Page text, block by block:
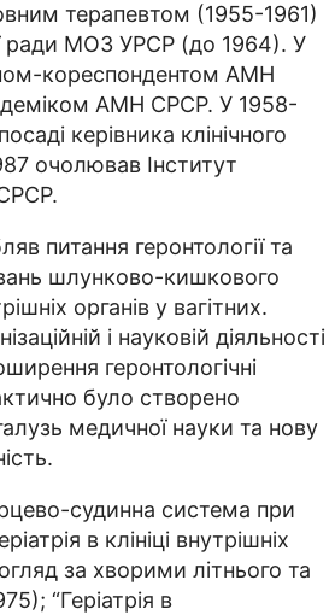
терапевтом (1955-1961)
ради МОЗ УРСР (до 1964). У
кореспондентом АМН
АМН СРСР. У 1958-
керiвника клiнiчного
очолював Iнститут
питання геронтології та
шлунково-кишкового
органів у вагітних.
і науковiй дiяльностi
геронтологiчнi
було створено
медичної науки та нову
судинна система при
в клiнiцi внутрiшнiх
за хворими лiтнього та
“Герiатрiя в